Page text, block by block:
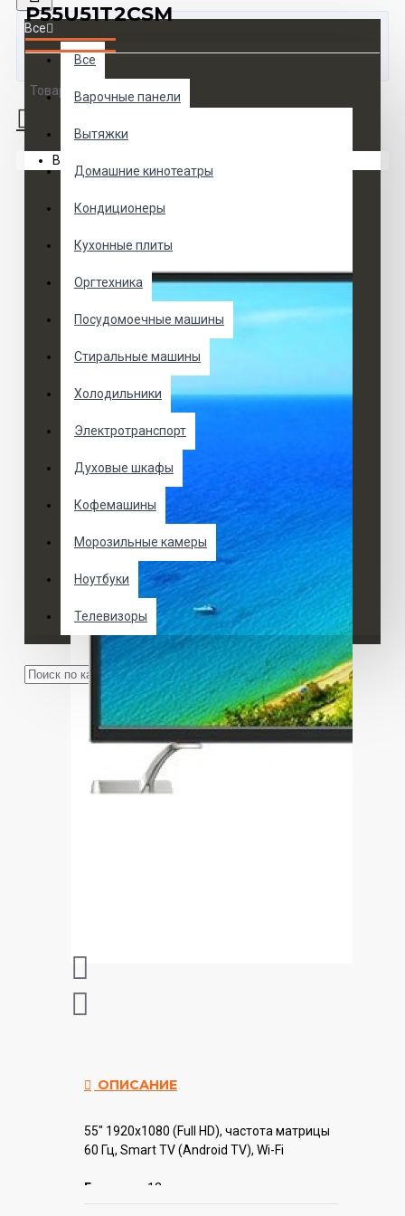
Все
Все
Варочные панели
Вытяжки
Домашние кинотеатры
Кондиционеры
Кухонные плиты
Оргтехника
Посудомоечные машины
Стиральные машины
Холодильники
Электротранспорт
Духовые шкафы
Кофемашины
Морозильные камеры
Ноутбуки
Телевизоры
Товаров 0 (0 руб.)
Ваша корзина пуста!
P55U51T2CSM
ОПИСАНИЕ
55" 1920x1080 (Full HD), частота матрицы
60 Гц, Smart TV (Android TV), Wi-Fi
Гарантия: 12 мес.